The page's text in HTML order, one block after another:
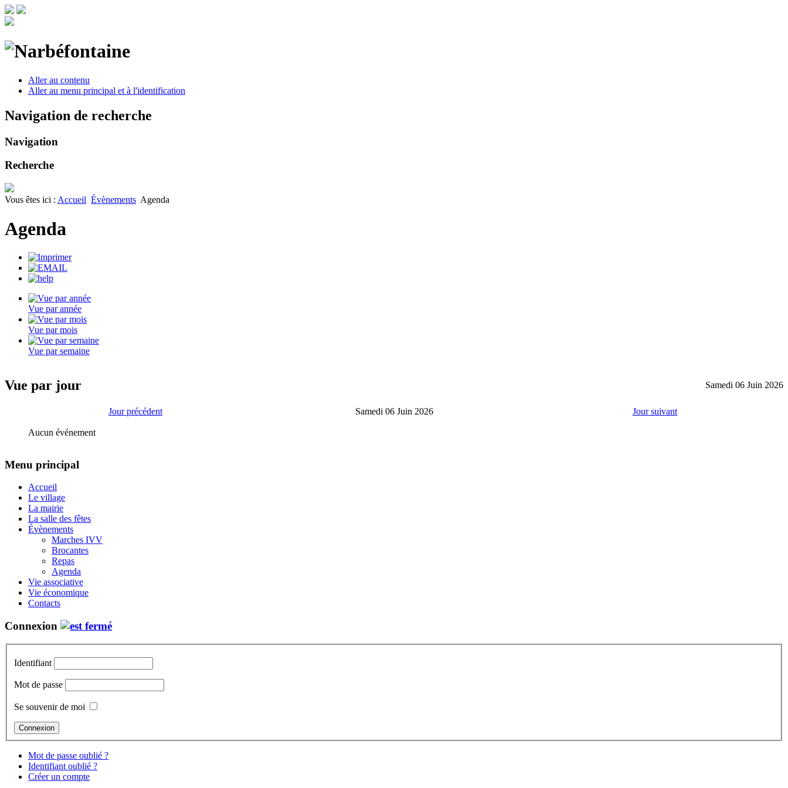
Aller au contenu
Aller au menu principal et à l'identification
Navigation de recherche
Navigation
Recherche
Vous êtes ici : Accueil Évènements Agenda
Agenda
Vue par année
Vue par mois
Vue par semaine
Vue par jour Samedi 06 Juin 2026
Jour précédent Samedi 06 Juin 2026 Jour suivant
Aucun événement
Menu principal
Accueil
Le village
La mairie
La salle des fêtes
Évènements
Marches IVV
Brocantes
Repas
Agenda
Vie associative
Vie économique
Contacts
Connexion
Identifiant
Mot de passe
Se souvenir de moi
Mot de passe oublié ?
Identifiant oublié ?
Créer un compte